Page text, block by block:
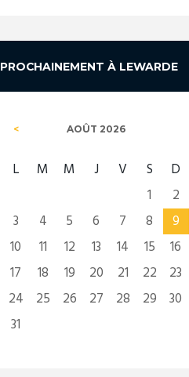
PROCHAINEMENT À LEWARDE
AOÛT 2026
L M M J V S
D
1
2
3
4 5 6 7 8
9
10
11 12 13 14 15
16
17
18 19 20 21 22
23
24
25 26 27 28 29
30
31